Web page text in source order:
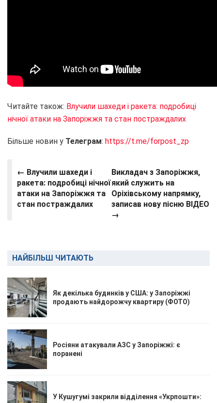
Читайте також: Влучили шахеди і ракета: подробиці
нічної атаки на Запоріжжя та стан постраждалих
Більше новин у Телеграм: https://t.me/forpost_zp
← Влучили шахеди і
ракета: подробиці нічної
атаки на Запоріжжя та
стан постраждалих
Викладач з Запоріжжя,
який служить на
Оріхівському напрямку,
записав нову пісню ВІДЕО
→
НАЙБІЛЬШ ЧИТАЮТЬ
Як декілька будинків у США: у Запоріжжі
продають найдорожчу квартиру (ФОТО)
Росіяни атакували АЗС у Запоріжжі: є
поранені
У Кушугумі закрили відділення «Укрпошти»: